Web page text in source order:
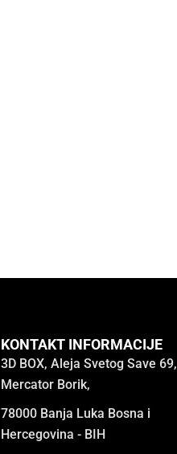
KONTAKT INFORMACIJE
3D BOX, Aleja Svetog Save 69,
Mercator Borik,
78000 Banja Luka Bosna i
Hercegovina - BIH